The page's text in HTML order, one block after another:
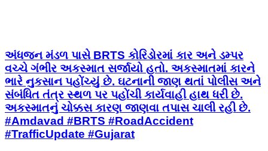
અંધજન મંડળ પાસે BRTS કોરિડોરમાં કાર અને ડમ્પર
વચ્ચે ગંભીર અકસ્માત સર્જાયો હતો. અકસ્માતમાં કારને
ભારે નુકસાન પહોંચ્યું છે. ઘટનાની જાણ થતાં પોલીસ અને
સંબંધિત તંત્ર સ્થળ પર પહોંચી કાર્યવાહી હાથ ધરી છે.
અકસ્માતનું ચોક્કસ કારણ જાણવા તપાસ ચાલી રહી છે.
#Amdavad #BRTS #RoadAccident
#TrafficUpdate #Gujarat